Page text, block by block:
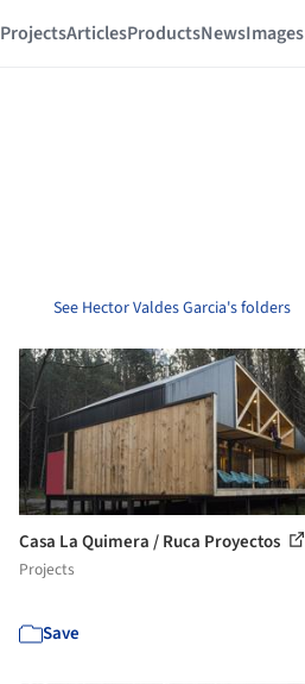
ProjectsArticlesProductsNewsImages
See Hector Valdes Garcia's folders
Casa La Quimera / Ruca Proyectos
Projects
Save